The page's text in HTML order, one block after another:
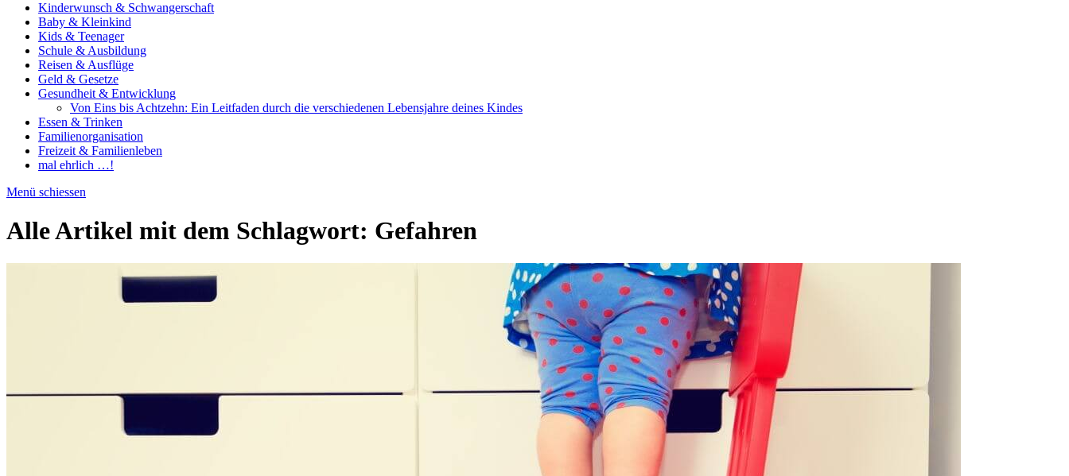
Kinderwunsch & Schwangerschaft
Baby & Kleinkind
Kids & Teenager
Schule & Ausbildung
Reisen & Ausflüge
Geld & Gesetze
Gesundheit & Entwicklung
Von Eins bis Achtzehn: Ein Leitfaden durch die verschiedenen Lebensjahre deines Kindes
Essen & Trinken
Familienorganisation
Freizeit & Familienleben
mal ehrlich …!
Menü schiessen
Alle Artikel mit dem Schlagwort: Gefahren